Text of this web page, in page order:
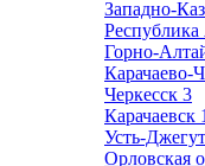
Западно-
Республика
Горно-
Карачаево-
Черкесск 3
Карачаевск 1
Усть-
Орловская